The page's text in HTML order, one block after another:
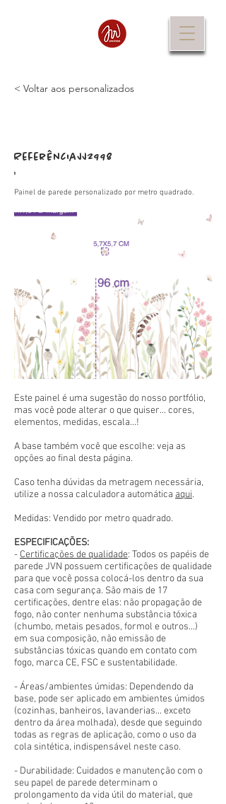
< Voltar aos personalizados
Referência
:
JJ2998
Painel de parede personalizado por metro quadrado.
Este painel é uma sugestão do nosso portfólio,
mas você pode alterar o que quiser... cores,
elementos, medidas, escala...!
A base também você que escolhe: veja as
opções ao final desta página.
Caso tenha dúvidas da metragem necessária,
utilize a nossa calculadora automática aqui.
Medidas: Vendido por metro quadrado.
ESPECIFICAÇÕES:
- Certificações de qualidade: Todos os papéis de
parede JVN possuem certificações de qualidade
para que você possa colocá-los dentro da sua
casa com segurança. São mais de 17
certificações, dentre elas: não propagação de
fogo, não conter nenhuma substância tóxica
(chumbo, metais pesados, formol e outros...)
em sua composição, não emissão de
substâncias tóxicas quando em contato com
fogo, marca CE, FSC e sustentabilidade.
- Áreas/ambientes úmidas: Dependendo da
base, pode ser aplicado em ambientes úmidos
(cozinhas, banheiros, lavanderias... exceto
dentro da área molhada), desde que seguindo
todas as regras de aplicação, como o uso da
cola sintética, indispensável neste caso.
- Durabilidade: Cuidados e manutenção com o
seu papel de parede determinam o
prolongamento da vida útil do material, que